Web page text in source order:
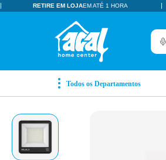
RETIRE EM LOJAEM ATÉ 1 HORA
O
TERMOS MAIS BUSCADOS
pisos revestimentos
2º ceramica
3º tinta
porcelanato